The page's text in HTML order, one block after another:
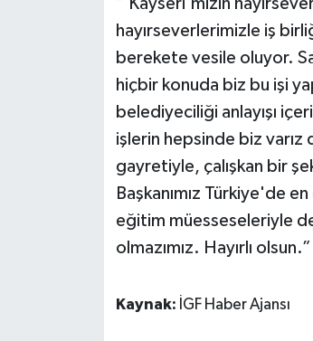
hayırseverlerimizle iş
berekete vesile oluyor.
hiçbir konuda biz bu işi
belediyeciliği anlayışı
işlerin hepsinde biz varız
gayretiyle, çalışkan bir
Başkanımız Türkiye'de
eğitim müesseseleriyle
olmazımız. Hayırlı olsun.”
Kaynak: İGF Haber Ajansı